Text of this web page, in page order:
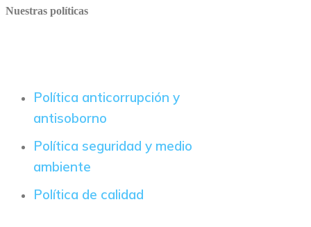
Nuestras políticas
Política anticorrupción y
antisoborno
Política seguridad y medio
ambiente
Política de calidad